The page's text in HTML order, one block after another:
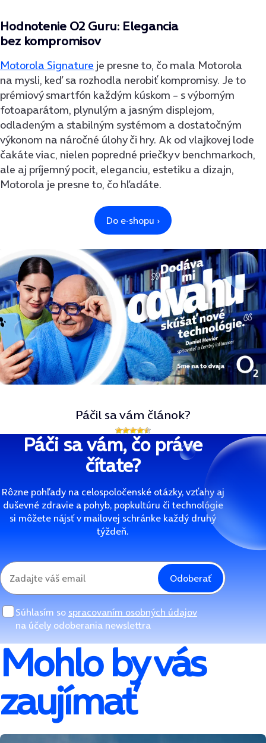
Hodnotenie O2 Guru: Elegancia
bez kompromisov
Motorola Signature je presne to, čo mala Motorola
na mysli, keď sa rozhodla nerobiť kompromisy. Je to
prémiový smartfón každým kúskom – s výborným
fotoaparátom, plynulým a jasným displejom,
odladeným a stabilným systémom a dostatočným
výkonom na náročné úlohy či hry. Ak od vlajkovej lode
čakáte viac, nielen popredné priečky v benchmarkoch,
ale aj príjemný pocit, eleganciu, estetiku a dizajn,
Motorola je presne to, čo hľadáte.
Páčil sa vám článok?
Páči sa vám, čo práve
čítate?
Rôzne pohľady na celospoločenské otázky, vzťahy aj
duševné zdravie a pohyb, popkultúru či technológie
si môžete nájsť v mailovej schránke každý druhý
týždeň.
Odoberať
Súhlasím so spracovaním osobných údajov
na účely odoberania newslettra
Mohlo by vás
zaujímať